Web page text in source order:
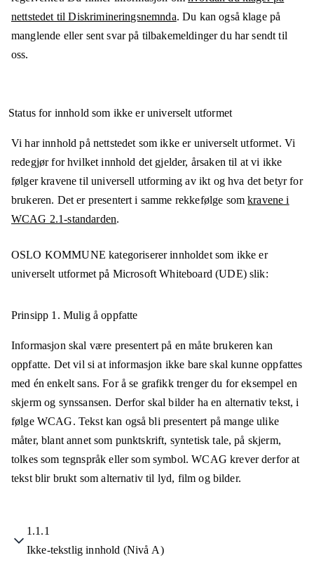
nettstedet til Diskrimineringsnemnda. Du kan også klage på
manglende eller sent svar på tilbakemeldinger du har sendt til
oss.
Status for innhold som ikke er universelt utformet
Vi har innhold på nettstedet som ikke er universelt utformet. Vi
redegjør for hvilket innhold det gjelder, årsaken til at vi ikke
følger kravene til universell utforming av ikt og hva det betyr for
brukeren. Det er presentert i samme rekkefølge somkravene i
WCAG 2.1-standarden.
OSLO KOMMUNE kategoriserer innholdet som ikke er
universelt utformet på Microsoft Whiteboard (UDE)slik:
Prinsipp 1. Mulig å oppfatte
Informasjon skal være presentert på en måte brukeren kan
oppfatte. Det vil si at informasjon ikke bare skal kunne oppfattes
med én enkelt sans. For å se grafikk trenger du for eksempel en
skjerm og synssansen. Derfor skal bilder ha en alternativ tekst, i
følge WCAG. Tekst kan også bli presentert på mange ulike
måter, blant annet som punktskrift, syntetisk tale, på skjerm,
tolkes som tegnspråk eller som symbol. WCAG krever derfor at
tekst blir brukt som alternativ til lyd, film og bilder.
1.1.1
Ikke-tekstlig innhold (Nivå A)